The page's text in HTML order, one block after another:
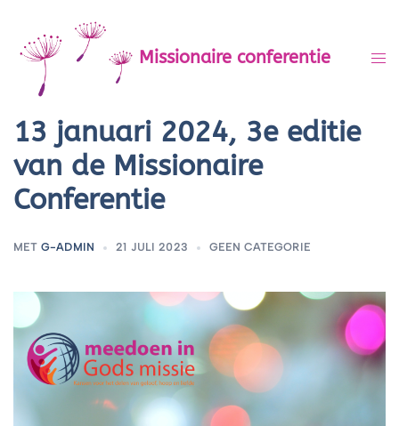
inhoud
Missionaire conferentie
13 januari 2024, 3e editie
van de Missionaire
Conferentie
MET G-ADMIN 21 JULI 2023 GEEN CATEGORIE